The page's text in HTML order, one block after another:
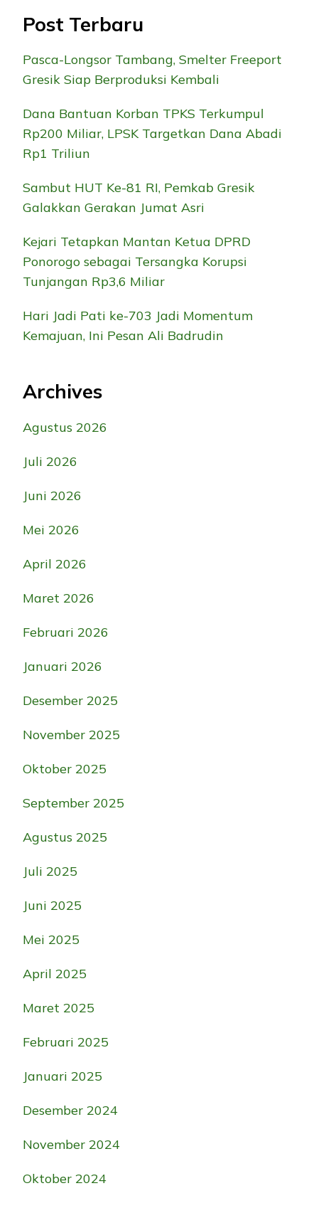
Post Terbaru
Pasca-Longsor Tambang, Smelter Freeport
Gresik Siap Berproduksi Kembali
Dana Bantuan Korban TPKS Terkumpul
Rp200 Miliar, LPSK Targetkan Dana Abadi
Rp1 Triliun
Sambut HUT Ke-81 RI, Pemkab Gresik
Galakkan Gerakan Jumat Asri
Kejari Tetapkan Mantan Ketua DPRD
Ponorogo sebagai Tersangka Korupsi
Tunjangan Rp3,6 Miliar
Hari Jadi Pati ke-703 Jadi Momentum
Kemajuan, Ini Pesan Ali Badrudin
Archives
Agustus 2026
Juli 2026
Juni 2026
Mei 2026
April 2026
Maret 2026
Februari 2026
Januari 2026
Desember 2025
November 2025
Oktober 2025
September 2025
Agustus 2025
Juli 2025
Juni 2025
Mei 2025
April 2025
Maret 2025
Februari 2025
Januari 2025
Desember 2024
November 2024
Oktober 2024